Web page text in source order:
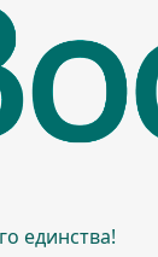
единства!